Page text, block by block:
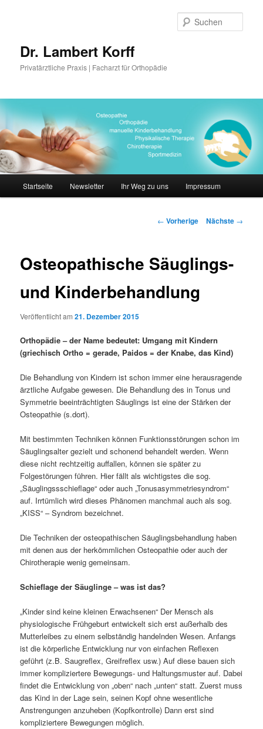
Dr. Lambert Korff
Privatärztliche Praxis | Facharzt für Orthopädie
Zum
Startseite Newsletter Ihr Weg zu uns Impressum
Artikelnavigation
← Vorherige Nächste →
Osteopathische Säuglings-
und Kinderbehandlung
Veröffentlicht am21. Dezember 2015
Orthopädie – der Name bedeutet: Umgang mit Kindern
(griechisch Ortho = gerade, Paidos = der Knabe, das Kind)
Die Behandlung von Kindern ist schon immer eine herausragende
ärztliche Aufgabe gewesen. Die Behandlung des in Tonus und
Symmetrie beeinträchtigten Säuglings ist eine der Stärken der
Osteopathie (s.dort).
Mit bestimmten Techniken können Funktionsstörungen schon im
Säuglingsalter gezielt und schonend behandelt werden. Wenn
diese nicht rechtzeitig auffallen, können sie später zu
Folgestörungen führen. Hier fällt als wichtigstes die sog.
„Säuglingssschieflage“ oder auch „Tonusasymmetriesyndrom“
auf. Irrtümlich wird dieses Phänomen manchmal auch als sog.
„KISS“ – Syndrom bezeichnet.
Die Techniken der osteopathischen Säuglingsbehandlung haben
mit denen aus der herkömmlichen Osteopathie oder auch der
Chirotherapie wenig gemeinsam.
Schieflage der Säuglinge – was ist das?
„Kinder sind keine kleinen Erwachsenen“ Der Mensch als
physiologische Frühgeburt entwickelt sich erst außerhalb des
Mutterleibes zu einem selbständig handelnden Wesen. Anfangs
ist die körperliche Entwicklung nur von einfachen Reflexen
geführt (z.B. Saugreflex, Greifreflex usw.) Auf diese bauen sich
immer kompliziertere Bewegungs- und Haltungsmuster auf. Dabei
findet die Entwicklung von „oben“ nach „unten“ statt. Zuerst muss
das Kind in der Lage sein, seinen Kopf ohne wesentliche
Anstrengungen anzuheben (Kopfkontrolle) Dann erst sind
kompliziertere Bewegungen möglich.